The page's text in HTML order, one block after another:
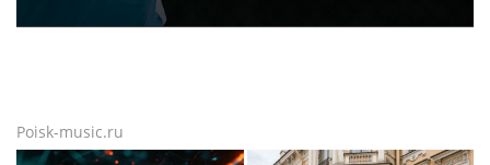
Poisk-music.ru